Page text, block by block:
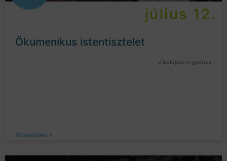
július 12.
Ökumenikus istentisztelet
a belépés ingyenes
Bővebben »